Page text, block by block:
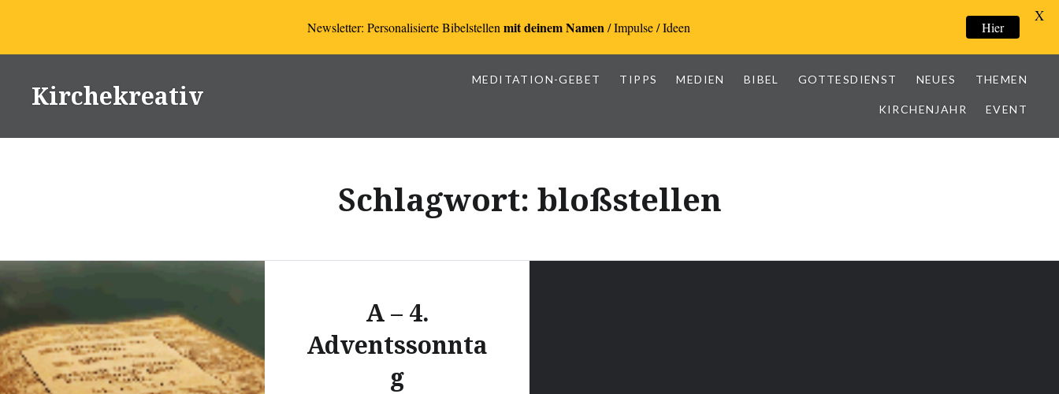
InhaltKirchekreativ
MEDITATION-GEBET TIPPS MEDIEN BIBEL GOTTESDIENST NEUES THEMEN
KIRCHENJAHR EVENT
Schlagwort: bloßstellen
A – 4.
Adventssonnta
g
Newsletter: Personalisierte Bibelstellen mit deinem Namen/ Impulse / Ideen Hier
X